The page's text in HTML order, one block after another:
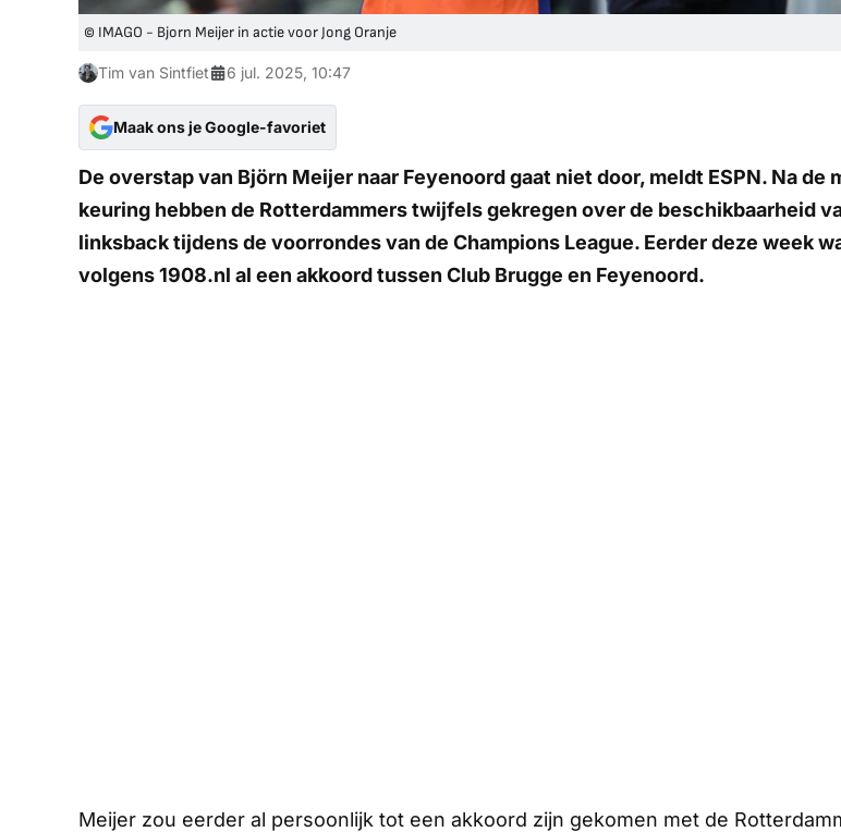
© IMAGO - Bjorn Meijer in actie voor Jong Oranje
Tim van Sintfiet 6 jul. 2025, 10:47
Maak ons je Google-favoriet
De overstap van Björn Meijer naar Feyenoord gaat niet door, meldt ESPN. Na de
keuring hebben de Rotterdammers twijfels gekregen over de beschikbaarheid
linksback tijdens de voorrondes van de Champions League. Eerder deze week
volgens1908.nl al een akkoord tussen Club Brugge en Feyenoord.
Meijer zou eerder al persoonlijk tot een akkoord zijn gekomen met de